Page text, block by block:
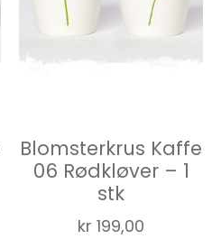
Blomsterkrus Kaffe
06 Rødkløver – 1
stk
kr 199,00